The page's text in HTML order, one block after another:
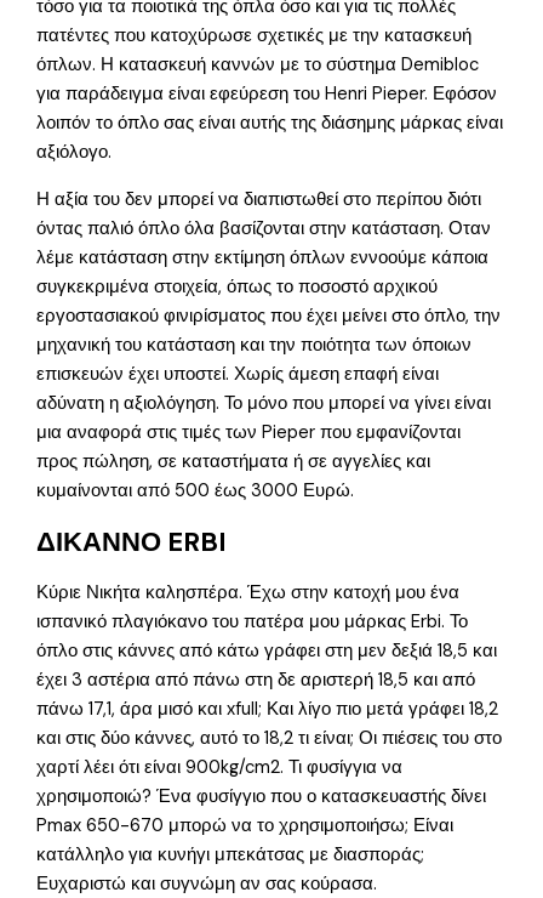
τόσο για τα ποιοτικά της όπλα όσο και για τις πολλές
πατέντες που κατοχύρωσε σχετικές με την κατασκευή
όπλων. Η κατασκευή καννών με το σύστημα Demibloc
για παράδειγμα είναι εφεύρεση του Henri Pieper. Εφόσον
λοιπόν το όπλο σας είναι αυτής της διάσημης μάρκας είναι
αξιόλογο.
Η αξία του δεν μπορεί να διαπιστωθεί στο περίπου διότι
όντας παλιό όπλο όλα βασίζονται στην κατάσταση. Οταν
λέμε κατάσταση στην εκτίμηση όπλων εννοούμε κάποια
συγκεκριμένα στοιχεία, όπως το ποσοστό αρχικού
εργοστασιακού φινιρίσματος που έχει μείνει στο όπλο, την
μηχανική του κατάσταση και την ποιότητα των όποιων
επισκευών έχει υποστεί. Χωρίς άμεση επαφή είναι
αδύνατη η αξιολόγηση. Το μόνο που μπορεί να γίνει είναι
μια αναφορά στις τιμές των Pieper που εμφανίζονται
προς πώληση, σε καταστήματα ή σε αγγελίες και
κυμαίνονται από 500 έως 3000 Ευρώ.
ΔΙΚΑΝΝΟ ERBI
Κύριε Νικήτα καλησπέρα. Έχω στην κατοχή μου ένα
ισπανικό πλαγιόκανο του πατέρα μου μάρκας Erbi. Το
όπλο στις κάννες από κάτω γράφει στη μεν δεξιά 18,5 και
έχει 3 αστέρια από πάνω στη δε αριστερή 18,5 και από
πάνω 17,1, άρα μισό και xfull; Και λίγο πιο μετά γράφει 18,2
και στις δύο κάννες, αυτό το 18,2 τι είναι; Οι πιέσεις του στο
χαρτί λέει ότι είναι 900kg/cm2. Τι φυσίγγια να
χρησιμοποιώ? Ένα φυσίγγιο που ο κατασκευαστής δίνει
Pmax 650-670 μπορώ να το χρησιμοποιήσω; Είναι
κατάλληλο για κυνήγι μπεκάτσας με διασποράς;
Ευχαριστώ και συγνώμη αν σας κούρασα.